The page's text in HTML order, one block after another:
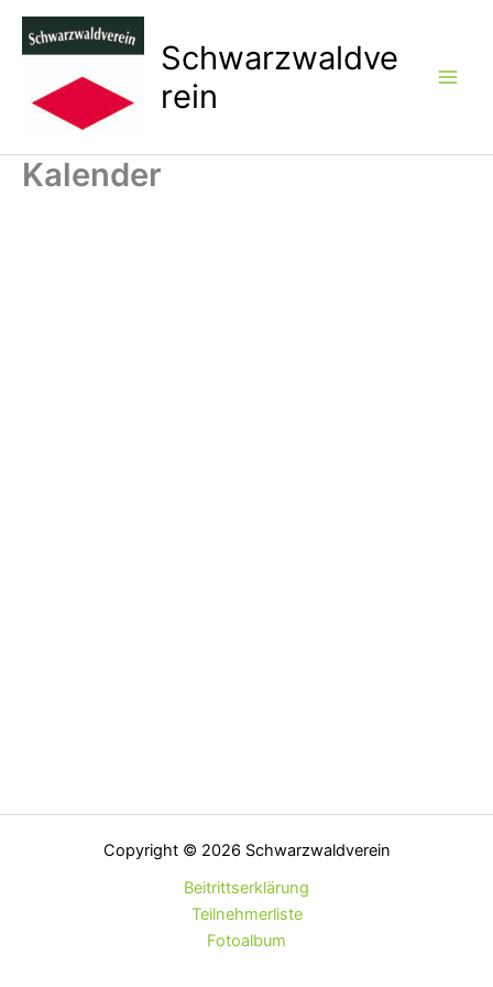
Zum
Inhalt
Schwarzwaldve
rein
Kalender
Copyright © 2026 Schwarzwaldverein
Beitrittserklärung
Teilnehmerliste
Fotoalbum